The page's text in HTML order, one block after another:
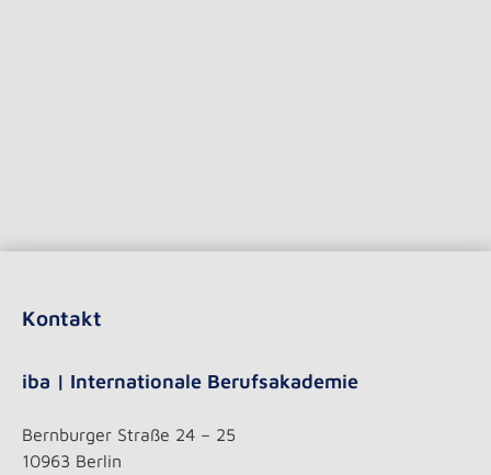
Kontakt
iba | Internationale Berufsakademie
Bernburger Straße 24 – 25
10963 Berlin